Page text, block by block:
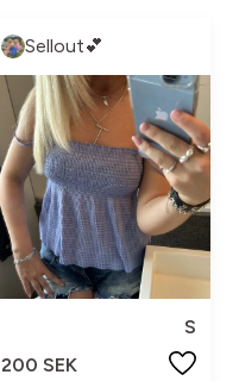
Sellout💕
S
200 SEK